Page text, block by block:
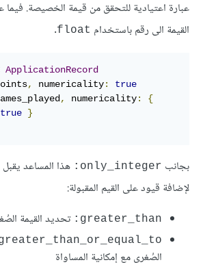
عبارة اعتيادية للتحقق من قيمة الخصيصة.
القيمة الى رقم باستخدام float
.
ApplicationRecord
, numericality:
true
, numericality:
{
true }
بجانب only_integer:
هذا المساعد
لإضافة قيود على القيم المقبولة:
greater_than: تحديد القيمة
الصُغرى مع إمكانية المساواة